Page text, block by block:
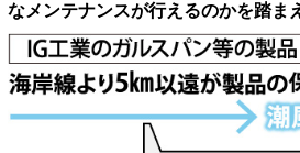
なメンテナンスが行えるのかを踏ま